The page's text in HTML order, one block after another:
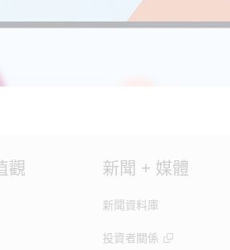
觀 新聞 + 媒體
新聞資料庫
投資者關係